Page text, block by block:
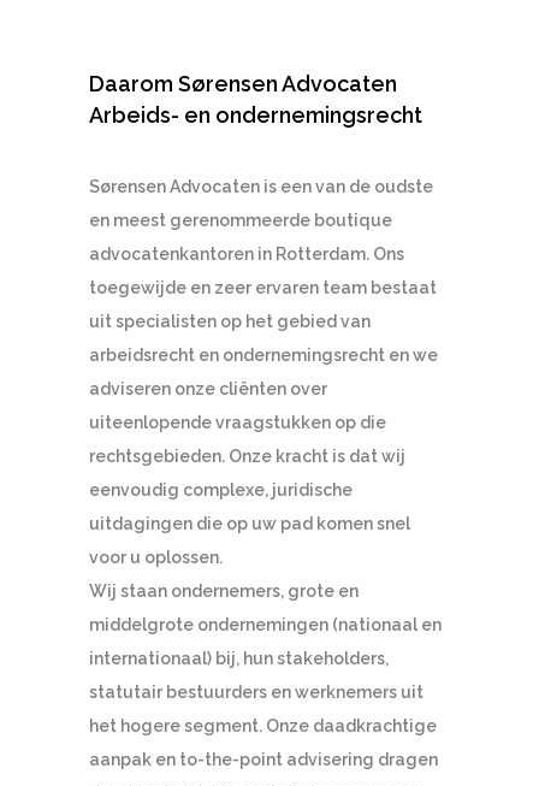
Daarom Sørensen Advocaten
Arbeids- en ondernemingsrecht
Sørensen Advocaten is een van de oudste
en meest gerenommeerde boutique
advocatenkantoren in Rotterdam. Ons
toegewijde en zeer ervaren team bestaat
uit specialisten op het gebied van
arbeidsrecht en ondernemingsrecht en we
adviseren onze cliënten over
uiteenlopende vraagstukken op die
rechtsgebieden. Onze kracht is dat wij
eenvoudig complexe, juridische
uitdagingen die op uw pad komen snel
voor u oplossen.
Wij staan ondernemers, grote en
middelgrote ondernemingen (nationaal en
internationaal) bij, hun stakeholders,
statutair bestuurders en werknemers uit
het hogere segment. Onze daadkrachtige
aanpak en to-the-point advisering dragen